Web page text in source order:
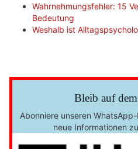
Wahrnehmungsfehler: 15
Bedeutung
Weshalb ist
Bleib auf
Abonniere unseren
neue Informationen